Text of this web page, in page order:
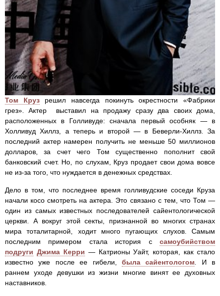
Том Крузрешил навсегда покинуть окрестности «Фабрики
грез». Актер выставил на продажу сразу два своих дома,
расположенных в Голливуде: сначала первый особняк — в
Холливуд Хиллз, а теперь и второй — в Беверли-Хиллз. За
последний актер намерен получить не меньше 50 миллионов
долларов, за счет чего Том существенно пополнит свой
банковский счет. Но, по слухам, Круз продает свои дома вовсе
не из-за того, что нуждается в денежных средствах.
Дело в том, что последнее время голливудские соседи Круза
начали косо смотреть на актера. Это связано с тем, что Том —
один из самых известных последователей сайентологической
церкви. А вокруг этой секты, признанной во многих странах
мира тоталитарной, ходит много пугающих слухов. Самым
последним примером стала история с самоубийством
подруги Джима Керри — Катрионы Уайт, которая, как стало
известно уже после ее гибели, была сайентологом . И в
раннем уходе девушки из жизни многие винят ее духовных
наставников.